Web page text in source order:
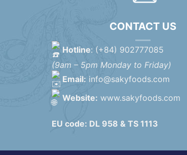
CONTACT US
Hotline: (+84) 902777085
(9am – 5pm Monday to Friday)
Email: info@sakyfoods.com
Website: www.sakyfoods.com
EU code: DL 958 & TS 1113